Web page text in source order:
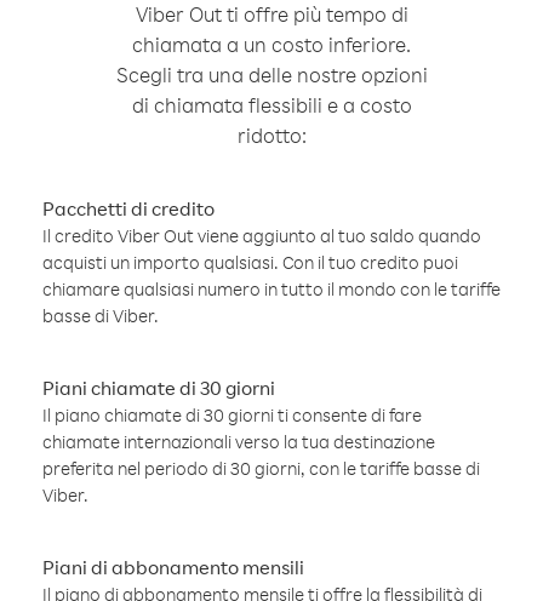
Viber Out ti offre più tempo di
chiamata a un costo inferiore.
Scegli tra una delle nostre opzioni
di chiamata flessibili e a costo
ridotto:
Pacchetti di credito
Il credito Viber Out viene aggiunto al tuo saldo quando
acquisti un importo qualsiasi. Con il tuo credito puoi
chiamare qualsiasi numero in tutto il mondo con le tariffe
basse di Viber.
Piani chiamate di 30 giorni
Il piano chiamate di 30 giorni ti consente di fare
chiamate internazionali verso la tua destinazione
preferita nel periodo di 30 giorni, con le tariffe basse di
Viber.
Piani di abbonamento mensili
Il piano di abbonamento mensile ti offre la flessibilità di